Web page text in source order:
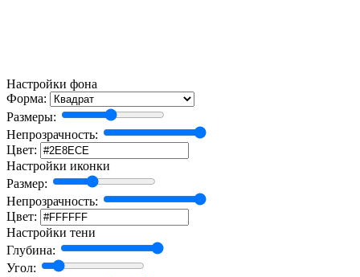
Настройки фона
Форма:
Размеры:
Непрозрачность:
Цвет:
Настройки иконки
Размер:
Непрозрачность:
Цвет:
Настройки тени
Глубина:
Угол: